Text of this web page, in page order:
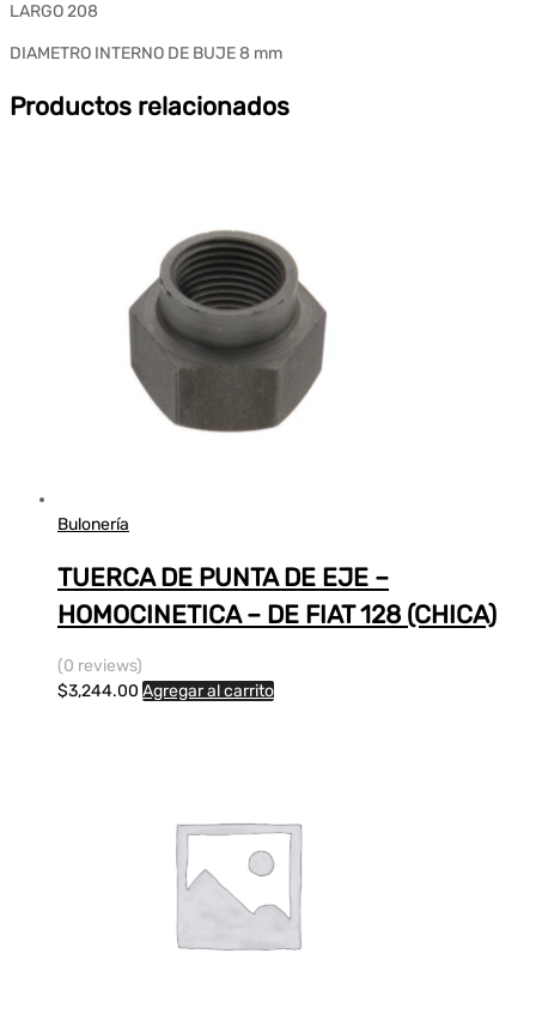
LARGO 208
DIAMETRO INTERNO DE BUJE 8 mm
Productos relacionados
Bulonería
TUERCA DE PUNTA DE EJE –
HOMOCINETICA – DE FIAT 128 (CHICA)
(0 reviews)
$3,244.00 Agregar al carrito